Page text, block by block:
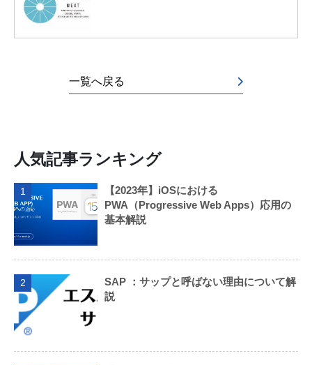
一覧へ戻る
人気記事ランキング
1
【2023年】iOSにおける
PWA（Progressive Web Apps）応用の
基本解説
2
SAP ：サップと呼ばない理由について解
説